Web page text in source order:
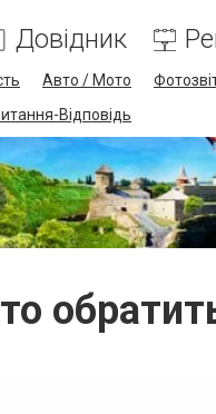
Довідник
Авто / Мото
Відповідь